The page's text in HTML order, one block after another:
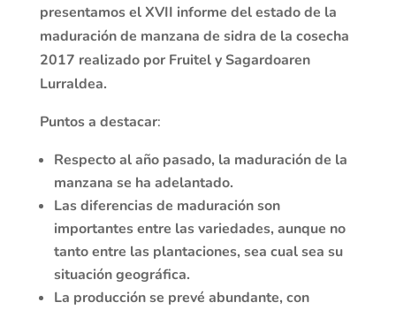
presentamos el XVII informe del estado de la
maduración de manzana de sidra de la cosecha
2017 realizado por Fruitel y Sagardoaren
Lurraldea.
Puntos a destacar:
Respecto al año pasado, la maduración de la
manzana se ha adelantado.
Las diferencias de maduración son
importantes entre las variedades, aunque no
tanto entre las plantaciones, sea cual sea su
situación geográfica.
La producción se prevé abundante, con